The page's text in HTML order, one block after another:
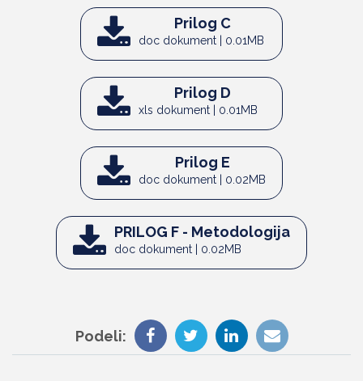
Prilog C
doc dokument | 0.01MB
Prilog D
xls dokument | 0.01MB
Prilog E
doc dokument | 0.02MB
PRILOG F - Metodologija
doc dokument | 0.02MB
Podeli: